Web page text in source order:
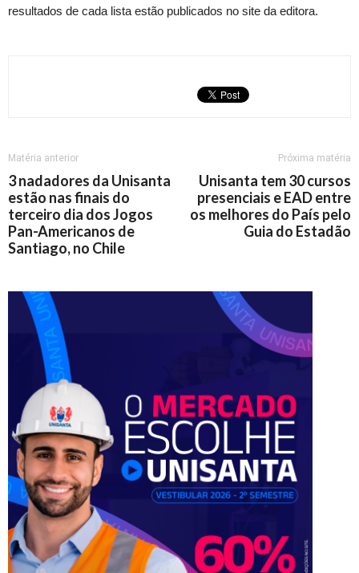
resultados de cada lista estão publicados no site da editora.
Matéria anterior
3 nadadores da Unisanta
estão nas finais do
terceiro dia dos Jogos
Pan-Americanos de
Santiago, no Chile
Próxima matéria
Unisanta tem 30 cursos
presenciais e EAD entre
os melhores do País pelo
Guia do Estadão